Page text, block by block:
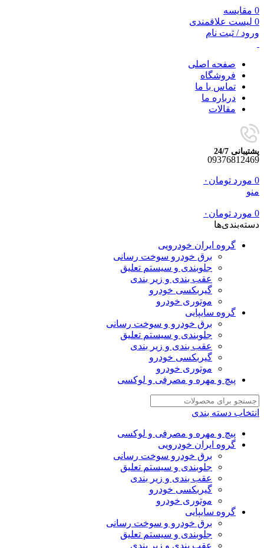
0 مقایسه
0 لیست علاقمندی
ورود / ثبت نام
صفحه اصلی
فروشگاه
تماس با ما
درباره ما
مقالات
پشتیبانی 24/7
09376812469
0 مورد تومان ۰
منو
0 مورد تومان ۰
دسته‌بندی‌ها
گروه ایران خودرویی
برق خودرو سوخت رسانی
جلوبندی و سیستم تعلیق
عقب بندی و زیر بندی
گیربکسی خودرو
موتوری خودرو
گروه سایپایی
برق خودرو و سوخت رسانی
جلوبندی و سیستم تعلیق
عقب بندی و زیر بندی
گیربکسی خودرو
موتوری خودرو
پیچ و مهره و مصرفی و لوکسی
انتخاب دسته بندی
پیچ و مهره و مصرفی و لوکسی
گروه ایران خودرویی
برق خودرو سوخت رسانی
جلوبندی و سیستم تعلیق
عقب بندی و زیر بندی
گیربکسی خودرو
موتوری خودرو
گروه سایپایی
برق خودرو و سوخت رسانی
جلوبندی و سیستم تعلیق
عقب بندی و زیر بندی